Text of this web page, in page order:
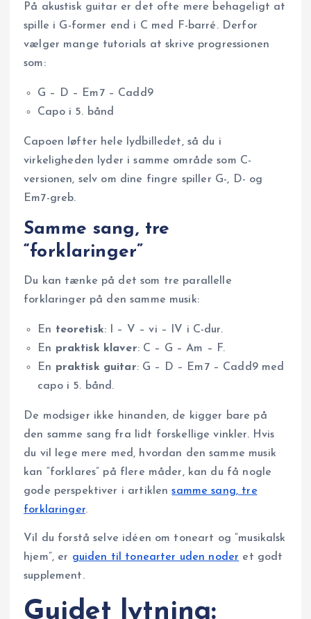
På akustisk guitar er det ofte mere behageligt at
spille i G-former end i C med F-barré. Derfor
vælger mange tutorials at skrive progressionen
som:
G – D – Em7 – Cadd9
Capo i 5. bånd
Capoen løfter hele lydbilledet, så du i
virkeligheden lyder i samme område som C-
versionen, selv om dine fingre spiller G-, D- og
Em7-greb.
Samme sang, tre
“forklaringer”
Du kan tænke på det som tre parallelle
forklaringer på den samme musik:
En teoretisk: I – V – vi – IV i C-dur.
En praktisk klaver: C – G – Am – F.
En praktisk guitar: G – D – Em7 – Cadd9 med
capo i 5. bånd.
De modsiger ikke hinanden, de kigger bare på
den samme sang fra lidt forskellige vinkler. Hvis
du vil lege mere med, hvordan den samme musik
kan “forklares” på flere måder, kan du få nogle
gode perspektiver i artiklensamme sang, tre
forklaringer.
Vil du forstå selve idéen om toneart og “musikalsk
hjem”, er guiden til tonearter uden noder et godt
supplement.
Guidet lytning: